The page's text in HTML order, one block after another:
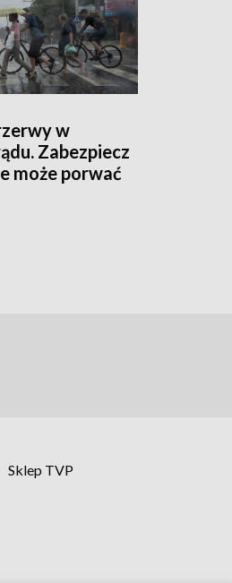
w
Zabezpiecz
może porwać
Sklep TVP